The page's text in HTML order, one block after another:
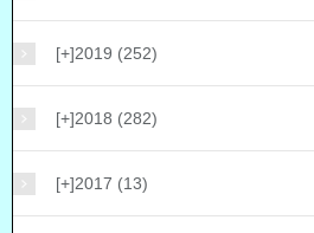
[+]2019 (252)
[+]2018 (282)
[+]2017 (13)